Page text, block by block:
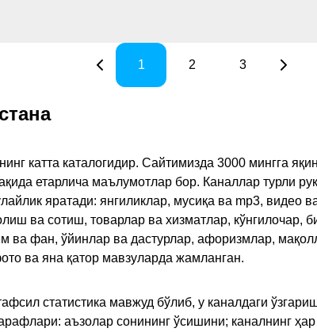
1 2 3
катта каталогидир. Сайтимизда 3000 мингга
етарлича маълумотлар бор. Каналлар турли
яратади: янгиликлар, мусиқа ва mp3, видео
ва сотиш, товарлар ва хизматлар, кўнгилочар,
ва фан, ўйинлар ва дастурлар, афоризмлар,
ва яна қатор мавзуларда жамланган.
статистика мавжуд бўлиб, у каналдаги
аъзолар сонининг ўсишини; каналнинг ҳар